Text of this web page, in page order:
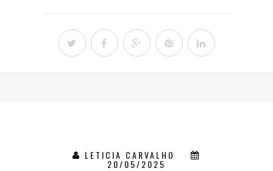
LETICIA CARVALHO
20/05/2025